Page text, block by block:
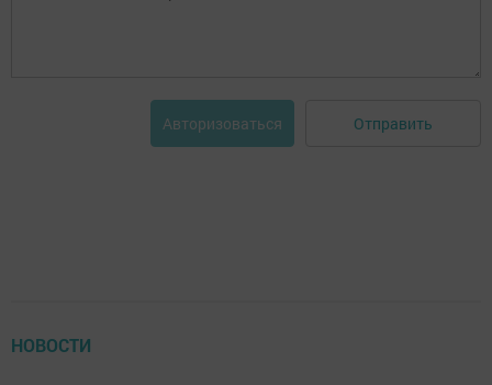
Авторизоваться Отправить
НОВОСТИ